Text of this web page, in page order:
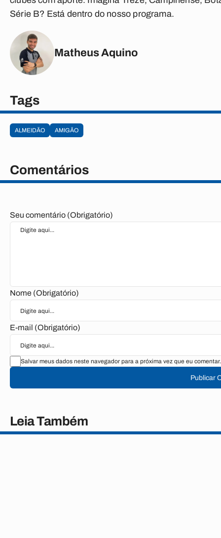
Série B? Está dentro do nosso programa.
Matheus Aquino
Tags
ALMEIDÃO AMIGÃO
Comentários
Seu comentário (Obrigatório)
Nome (Obrigatório)
E-mail (Obrigatório)
Salvar meus dados neste navegador para a próxima vez que eu comentar.
Publicar
Leia Também